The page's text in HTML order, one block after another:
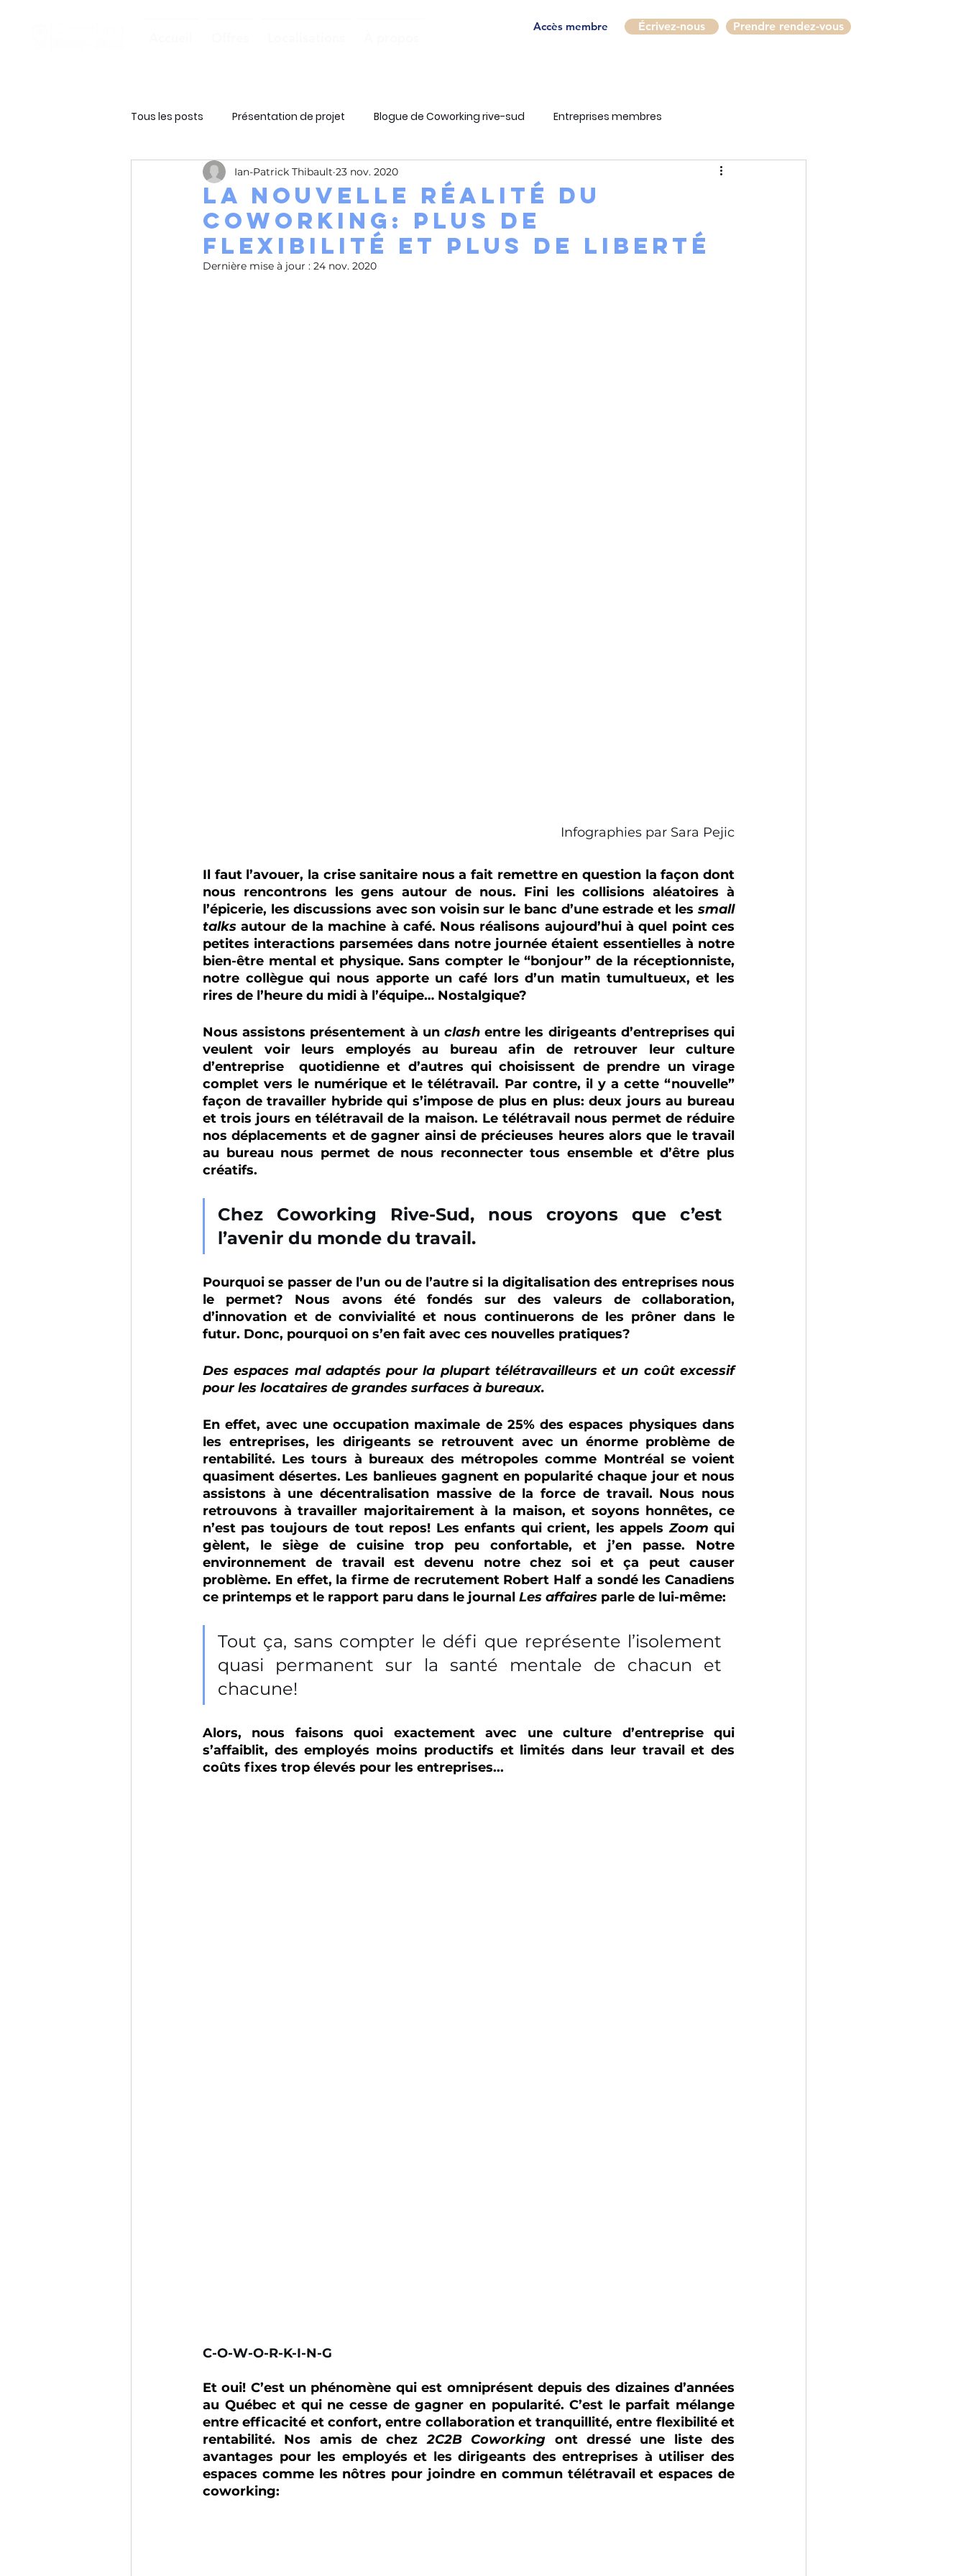
Accès membre Écrivez-nous Prendre rendez-vous
Tous les posts Présentation de projet Blogue de Coworking rive-sud Entreprises membres
La nouvelle réalité du
coworking: plus de
flexibilité et plus de liberté
Ian-Patrick Thibault 23 nov. 2020
Dernière mise à jour : 24 nov. 2020
Infographies par Sara Pejic
Il faut l’avouer, la crise sanitaire nous a fait remettre en question la façon dont
nous rencontrons les gens autour de nous. Fini les collisions aléatoires à
l’épicerie, les discussions avec son voisin sur le banc d’une estrade et les small
talks autour de la machine à café. Nous réalisons aujourd’hui à quel point ces
petites interactions parsemées dans notre journée étaient essentielles à notre
bien-être mental et physique. Sans compter le “bonjour” de la réceptionniste,
notre collègue qui nous apporte un café lors d’un matin tumultueux, et les
rires de l’heure du midi à l’équipe… Nostalgique?
Nous assistons présentement à un clash entre les dirigeants d’entreprises qui
veulent voir leurs employés au bureau afin de retrouver leur culture
d’entreprise  quotidienne et d’autres qui choisissent de prendre un virage
complet vers le numérique et le télétravail. Par contre, il y a cette “nouvelle”
façon de travailler hybride qui s’impose de plus en plus: deux jours au bureau
et trois jours en télétravail de la maison. Le télétravail nous permet de réduire
nos déplacements et de gagner ainsi de précieuses heures alors que le travail
au bureau nous permet de nous reconnecter tous ensemble et d’être plus
créatifs.
Chez Coworking Rive-Sud, nous croyons que c’est
l’avenir du monde du travail.
Pourquoi se passer de l’un ou de l’autre si la digitalisation des entreprises nous
le permet? Nous avons été fondés sur des valeurs de collaboration,
d’innovation et de convivialité et nous continuerons de les prôner dans le
futur. Donc, pourquoi on s’en fait avec ces nouvelles pratiques?
Des espaces mal adaptés pour la plupart télétravailleurs et un coût excessif
pour les locataires de grandes surfaces à bureaux.
En effet, avec une occupation maximale de 25% des espaces physiques dans
les entreprises, les dirigeants se retrouvent avec un énorme problème de
rentabilité. Les tours à bureaux des métropoles comme Montréal se voient
quasiment désertes. Les banlieues gagnent en popularité chaque jour et nous
assistons à une décentralisation massive de la force de travail. Nous nous
retrouvons à travailler majoritairement à la maison, et soyons honnêtes, ce
n’est pas toujours de tout repos! Les enfants qui crient, les appels Zoom qui
gèlent, le siège de cuisine trop peu confortable, et j’en passe. Notre
environnement de travail est devenu notre chez soi et ça peut causer
problème. En effet, la firme de recrutement Robert Half a sondé les Canadiens
ce printemps et le rapport paru dans le journal Les affaires parle de lui-même:
Tout ça, sans compter le défi que représente l’isolement
quasi permanent sur la santé mentale de chacun et
chacune!
Alors, nous faisons quoi exactement avec une culture d’entreprise qui
s’affaiblit, des employés moins productifs et limités dans leur travail et des
coûts fixes trop élevés pour les entreprises...
C-O-W-O-R-K-I-N-G
Et oui! C’est un phénomène qui est omniprésent depuis des dizaines d’années
au Québec et qui ne cesse de gagner en popularité. C’est le parfait mélange
entre efficacité et confort, entre collaboration et tranquillité, entre flexibilité et
rentabilité. Nos amis de chez 2C2B Coworking ont dressé une liste des
avantages pour les employés et les dirigeants des entreprises à utiliser des
espaces comme les nôtres pour joindre en commun télétravail et espaces de
coworking: